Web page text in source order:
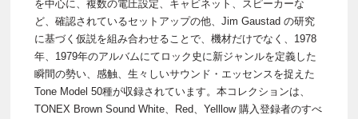
を中心に、複数の電圧設定、キャビネット、スピーカーな
ど、確認されているセットアップの他、Jim Gaustad の研究
に基づく仮説を組み合わせることで、機材だけでなく、1978
年、1979年のアルバムにてロック史に新ジャンルを定義した
瞬間の勢い、感触、生々しいサウンド・エッセンスを捉えた
Tone Model 50種が収録されています。本コレクションは、
TONEX Brown Sound White、Red、Yelllow 購入登録者のすべ